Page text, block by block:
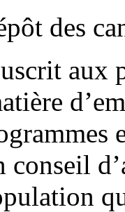
des
aux
conseil